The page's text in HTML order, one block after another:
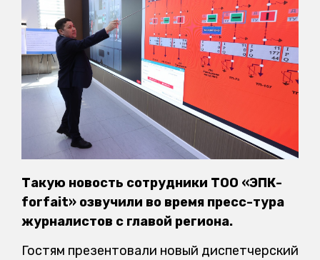
Такую новость сотрудники ТОО «ЭПК-
forfait» озвучили во время пресс-тура
журналистов с главой региона.
Гостям презентовали новый диспетчерский